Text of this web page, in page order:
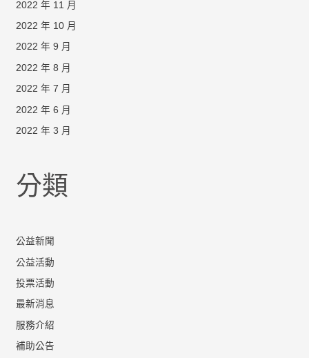
2022 年 11 月
2022 年 10 月
2022 年 9 月
2022 年 8 月
2022 年 7 月
2022 年 6 月
2022 年 3 月
分類
公益新聞
公益活動
投票活動
最新消息
服務介紹
補助公告